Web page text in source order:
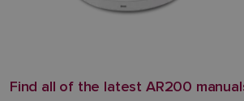
Find all of the latest AR200